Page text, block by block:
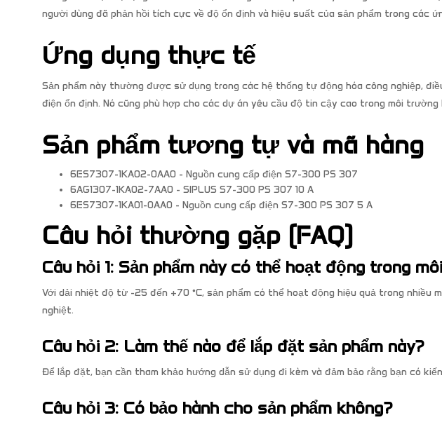
người dùng đã phản hồi tích cực về độ ổn định và hiệu suất của sản phẩm trong các
Ứng dụng thực tế
Sản phẩm này thường được sử dụng trong các hệ thống tự động hóa công nghiệp,
điện ổn định. Nó cũng phù hợp cho các dự án yêu cầu độ tin cậy cao trong môi trường
Sản phẩm tương tự và mã hàng
6ES7307-1KA02-0AA0 - Nguồn cung cấp điện S7-300 PS 307
6AG1307-1KA02-7AA0 - SIPLUS S7-300 PS 307 10 A
6ES7307-1KA01-0AA0 - Nguồn cung cấp điện S7-300 PS 307 5 A
Câu hỏi thường gặp (FAQ)
Câu hỏi 1: Sản phẩm này có thể hoạt động trong
Với dải nhiệt độ từ -25 đến +70 °C, sản phẩm có thể hoạt động hiệu quả trong nhiều
nghiệt.
Câu hỏi 2: Làm thế nào để lắp đặt sản phẩm này?
Để lắp đặt, bạn cần tham khảo hướng dẫn sử dụng đi kèm và đảm bảo rằng bạn có
Câu hỏi 3: Có bảo hành cho sản phẩm không?